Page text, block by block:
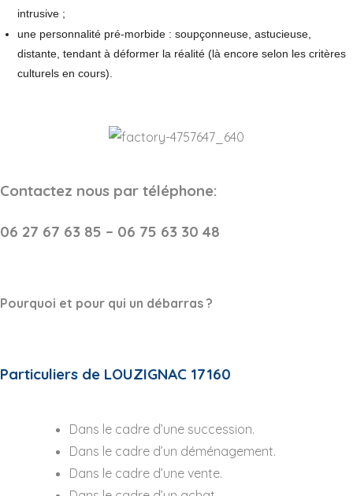
intrusive ;
une personnalité pré-morbide : soupçonneuse, astucieuse,
distante, tendant à déformer la réalité (là encore selon les critères
culturels en cours).
Contactez nous par téléphone:
06 27 67 63 85 – 06 75 63 30 48
Pourquoi et pour qui un débarras ?
Particuliers de LOUZIGNAC 17160
Dans le cadre d’une succession.
Dans le cadre d’un déménagement.
Dans le cadre d’une vente.